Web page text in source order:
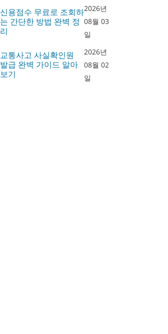
신용점수 무료로 조회하
는 간단한 방법 완벽 정
리
2026년
08월 03
일
교통사고 사실확인원
발급 완벽 가이드 알아
보기
2026년
08월 02
일